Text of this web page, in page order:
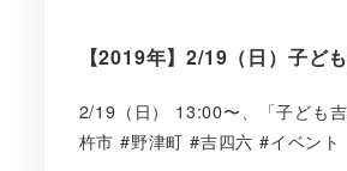
【2019年】2/19（日）子ど
2/19（日） 13:00〜、「子ども
杵市 #野津町 #吉四六 #イベント